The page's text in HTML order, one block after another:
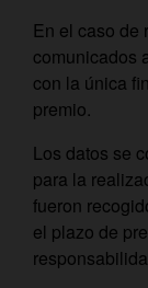
En el caso de
comunicados
con la única
premio.
Los datos se
para la
fueron
el plazo de